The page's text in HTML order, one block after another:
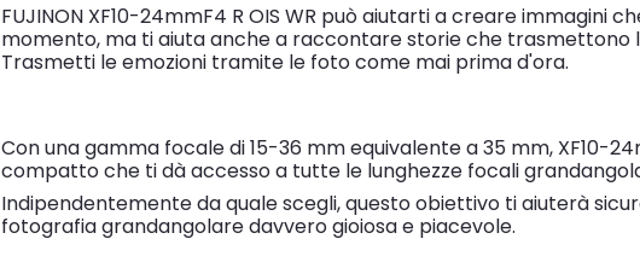
FUJINON XF10-24mmF4 R OIS WR può aiutarti a creare immagini
momento, ma ti aiuta anche a raccontare storie che trasmettono
Trasmetti le emozioni tramite le foto come mai prima d'ora.
Con una gamma focale di 15-36 mm equivalente a 35 mm, XF10-
compatto che ti dà accesso a tutte le lunghezze focali
Indipendentemente da quale scegli, questo obiettivo ti aiuterà
fotografia grandangolare davvero gioiosa e piacevole.